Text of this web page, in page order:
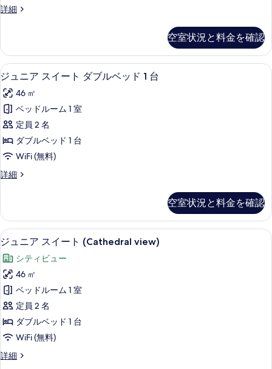
表
る
ム
す
べ
て
の
写
真
を
表
示
詳細
ト
ル
ー
ム
詳
細
空室状況と料金を確認
ジ
ュ
ニ
ア
ス
イ
ト
ブ
ル
ベ
ッ
ド
台
の
す
べ
ジュニア スイート ダブルベッド 1
5
ジュニア スイート ダブルベッド 1 台
46 ㎡
ベッドルーム 1 室
定員 2 名
ダブルベッド 1 台
WiFi (無料)
詳細
ジ
ス
イ
ー
ダ
ブ
ル
ベ
ッ
ド
台
の
詳
空室状況と料金を確認
ジ
ュ
ニ
ア
ス
イ
ー
(Cathedral
ジュニア スイート (Cathedral view) |
6
ジュニア スイート (Cathedral view)
シティビュー
46 ㎡
ベッドルーム 1 室
定員 2 名
ダブルベッド 1 台
WiFi (無料)
詳細
ジ